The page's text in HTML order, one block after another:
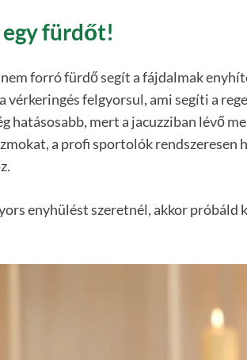
egy fürdőt!
forró fürdő segít a fájdalmak
vérkeringés felgyorsul, ami segíti a
hatásosabb, mert a jacuzziban lévő
a profi sportolók rendszeresen
enyhülést szeretnél, akkor